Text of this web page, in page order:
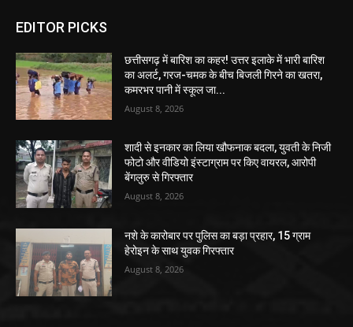
EDITOR PICKS
छत्तीसगढ़ में बारिश का कहर! उत्तर इलाके में भारी बारिश
का अलर्ट, गरज-चमक के बीच बिजली गिरने का खतरा,
कमरभर पानी में स्कूल जा...
August 8, 2026
शादी से इनकार का लिया खौफनाक बदला, युवती के निजी
फोटो और वीडियो इंस्टाग्राम पर किए वायरल, आरोपी
बेंगलुरु से गिरफ्तार
August 8, 2026
नशे के कारोबार पर पुलिस का बड़ा प्रहार, 15 ग्राम
हेरोइन के साथ युवक गिरफ्तार
August 8, 2026